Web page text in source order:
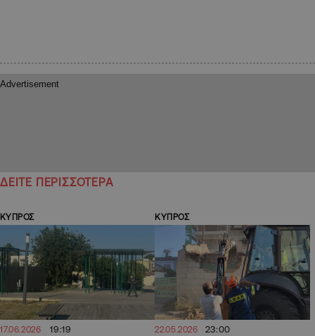
ΔΕΙΤΕ ΠΕΡΙΣΣΟΤΕΡΑ
ΚΥΠΡΟΣ
17.06.2026 19:19
ΚΥΠΡΟΣ
22.05.2026 23:00